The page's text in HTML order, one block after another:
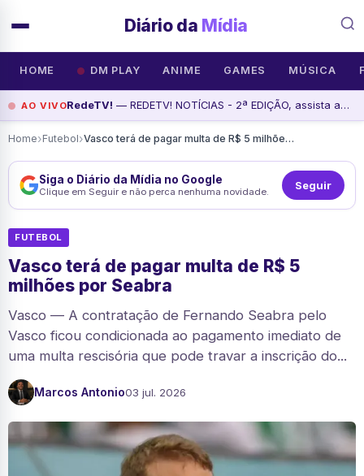
Diário da Mídia
HOME DM PLAY ANIME GAMES MÚSICA
AO VIVORedeTV! — REDETV! NOTÍCIAS - 2ª EDIÇÃO, assista agora
Home›Futebol› Vasco terá de pagar multa de R$ 5 milhões por Seabra
Siga o Diário da Mídia no Google
Clique em Seguir e não perca nenhuma novidade. Seguir
FUTEBOL
Vasco terá de pagar multa de R$ 5
milhões por Seabra
Vasco — A contratação de Fernando Seabra pelo
Vasco ficou condicionada ao pagamento imediato de
uma multa rescisória que pode travar a inscrição do...
Marcos Antonio03 jul. 2026